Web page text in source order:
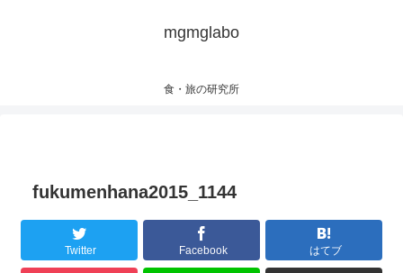
mgmglabo
食・旅の研究所
fukumenhana2015_1144
Twitter Facebook はてブ